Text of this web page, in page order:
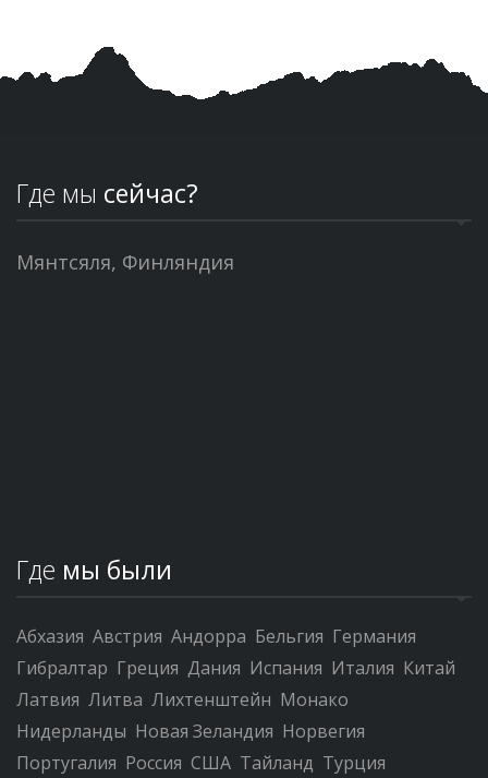
Где мы сейчас?
Мянтсяля, Финляндия
Где мы были
Абхазия Австрия Андорра Бельгия Германия
Гибралтар Греция Дания Испания Италия Китай
Латвия Литва Лихтенштейн Монако
Нидерланды Новая Зеландия Норвегия
Португалия Россия США Тайланд Турция